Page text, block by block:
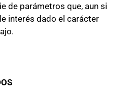
de parámetros que, aun si
interés dado el carácter